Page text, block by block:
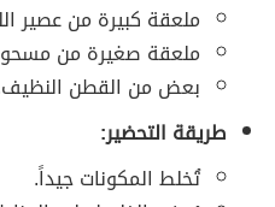
ملعقة كبيرة من عصير
ملعقة صغيرة من
بعض من القطن
طريقة التحضير:
تُخلط المكونات جيداً.